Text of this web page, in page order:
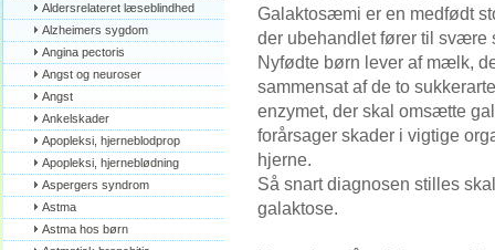
Aldersrelateret læseblindhed
Alzheimers sygdom
Angina pectoris
Angst og neuroser
Angst
Ankelskader
Apopleksi, hjerneblodprop
Apopleksi, hjerneblødning
Aspergers syndrom
Astma
Astma hos børn
Galaktosæmi er en medfødt
der ubehandlet fører til svære
Nyfødte børn lever af mælk,
sammensat af de to
enzymet, der skal omsætte
forårsager skader i vigtige
hjerne.
Så snart diagnosen stilles
galaktose.